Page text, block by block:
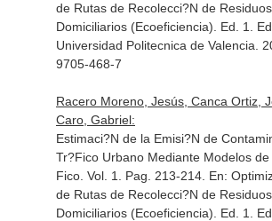
de Rutas de Recolecci?N de
Domiciliarios (Ecoeficiencia) . Ed. 1.
Universidad Politecnica de Valencia.
9705-468-7
Racero Moreno, Jesús, Canca Ortiz,
Caro, Gabriel:
Estimaci?N de la Emisi?N de
Tr?Fico Urbano Mediante Modelos
Fico. Vol. 1. Pag. 213-214. En:
de Rutas de Recolecci?N de
Domiciliarios (Ecoeficiencia) . Ed. 1.